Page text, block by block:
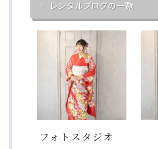
レンタルブログの一覧
フォトスタジオ